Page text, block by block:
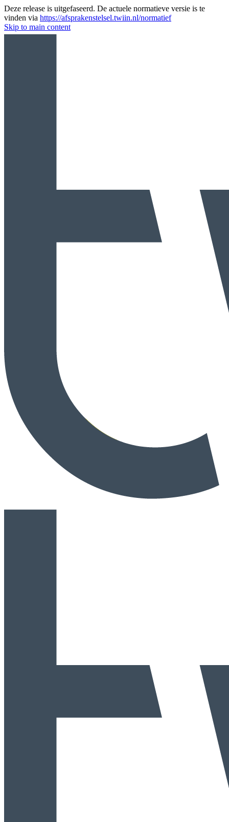
Deze release is uitgefaseerd. De actuele normatieve versie is te
vinden via https://afsprakenstelsel.twiin.nl/normatief
Skip to main content